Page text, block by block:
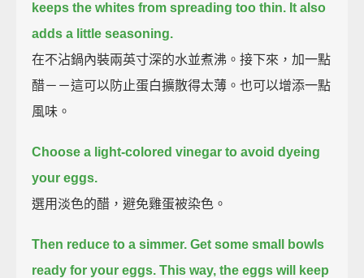
keeps the whites from spreading too thin. It also
adds a little seasoning.
在不沾鍋內裝兩英寸深的水並煮沸。接下來，加一點
醋－－這可以防止蛋白擴散得太薄。也可以增添一點
風味。
Choose a light-colored vinegar to avoid dyeing
your eggs.
選用淡色的醋，避免雞蛋被染色。
Then reduce to a simmer. Get some small bowls
ready for your eggs. This way, the eggs will keep